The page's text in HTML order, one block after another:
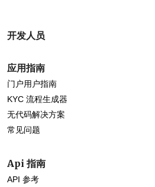
开发人员
应用指南
门户用户指南
KYC 流程生成器
无代码解决方案
常见问题
Api 指南
API 参考